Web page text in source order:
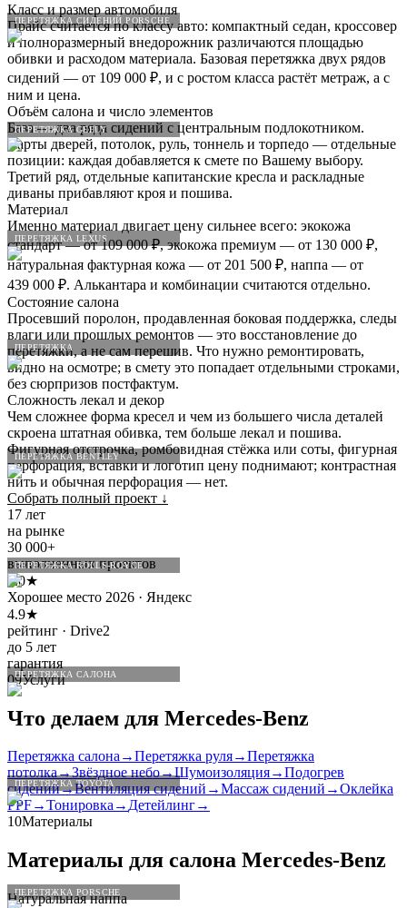
ПЕРЕТЯЖКА СИДЕНИЙ PORSCHE
ПЕРЕТЯЖКА GEELY
ПЕРЕТЯЖКА LEXUS
ПЕРЕТЯЖКА
ПЕРЕТЯЖКА BENTLEY
ПЕРЕТЯЖКА ROLLS-ROYCE
ПЕРЕТЯЖКА САЛОНА
ПЕРЕТЯЖКА TOYOTA
ПЕРЕТЯЖКА PORSCHE
Класс и размер автомобиля
Прайс считается по классу авто: компактный седан, кроссовер
и полноразмерный внедорожник различаются площадью
обивки и расходом материала. Базовая перетяжка двух рядов
сидений — от 109 000 ₽, и с ростом класса растёт метраж, а с
ним и цена.
Объём салона и число элементов
База — два ряда сидений с центральным подлокотником.
Карты дверей, потолок, руль, тоннель и торпедо — отдельные
позиции: каждая добавляется к смете по Вашему выбору.
Третий ряд, отдельные капитанские кресла и раскладные
диваны прибавляют кроя и пошива.
Материал
Именно материал двигает цену сильнее всего: экокожа
стандарт — от 109 000 ₽, экокожа премиум — от 130 000 ₽,
натуральная фактурная кожа — от 201 500 ₽, наппа — от
439 000 ₽. Алькантара и комбинации считаются отдельно.
Состояние салона
Просевший поролон, продавленная боковая поддержка, следы
влаги или прошлых ремонтов — это восстановление до
перетяжки, а не сам перешив. Что нужно ремонтировать,
видно на осмотре; в смету это попадает отдельными строками,
без сюрпризов постфактум.
Сложность лекал и декор
Чем сложнее форма кресел и чем из большего числа деталей
скроена штатная обивка, тем больше лекал и пошива.
Фигурная отстрочка, ромбовидная стёжка или соты, фигурная
перфорация, вставки и логотип цену поднимают; контрастная
нить и обычная перфорация — нет.
Собрать полный проект ↓
17 лет
на рынке
30 000+
выполненных проектов
5.0★
Хорошее место 2026 · Яндекс
4.9★
рейтинг · Drive2
до 5 лет
гарантия
09Услуги
Что делаем для Mercedes-Benz
Перетяжка салона→Перетяжка руля→Перетяжка
потолка→Звёздное небо→Шумоизоляция→Подогрев
сидений→Вентиляция сидений →Массаж сидений →Оклейка
PPF→Тонировка→Детейлинг→
10Материалы
Материалы для салона Mercedes-Benz
Натуральная наппа